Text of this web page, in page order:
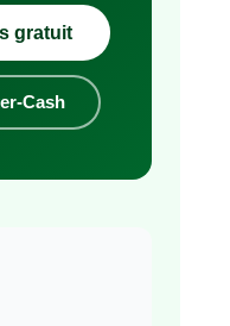
gratuit
Cash